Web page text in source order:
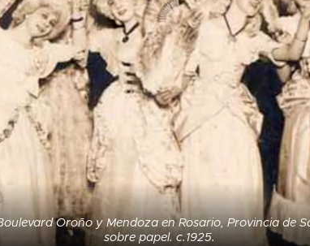
Oroño y Mendoza en Rosario, Provincia de
sobre papel. c.1925.